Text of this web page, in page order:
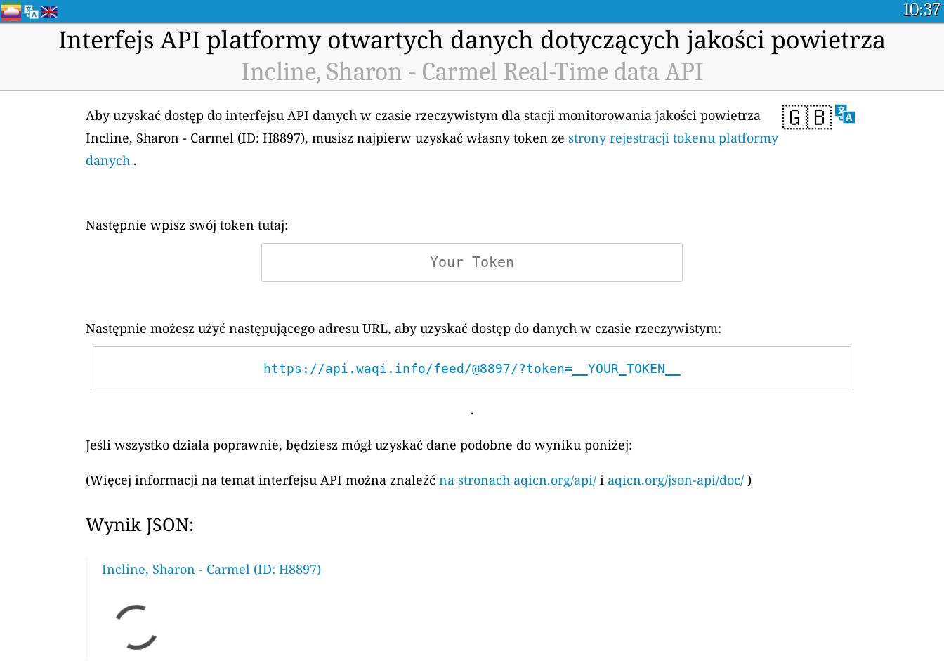
10:37
Interfejs API platformy otwartych danych dotyczących jakości powietrza
Incline, Sharon - Carmel Real-Time data API
🇬🇧
Aby uzyskać dostęp do interfejsu API danych w czasie rzeczywistym dla stacji monitorowania jakości powietrza
Incline, Sharon - Carmel (ID: H8897), musisz najpierw uzyskać własny token ze strony rejestracji tokenu platformy
danych .
Następnie wpisz swój token tutaj:
Następnie możesz użyć następującego adresu URL, aby uzyskać dostęp do danych w czasie rzeczywistym:
https://api.waqi.info/feed/@8897/?token=__YOUR_TOKEN__
.
Jeśli wszystko działa poprawnie, będziesz mógł uzyskać dane podobne do wyniku poniżej:
(Więcej informacji na temat interfejsu API można znaleźć na stronach aqicn.org/api/ i aqicn.org/json-api/doc/ )
Wynik JSON:
Incline, Sharon - Carmel (ID: H8897)